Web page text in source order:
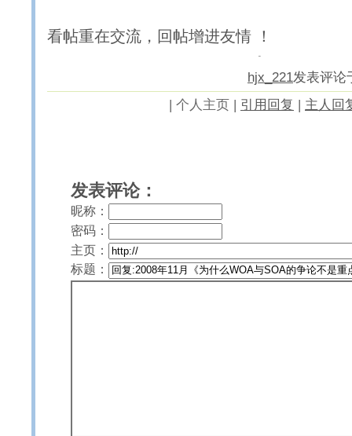
看帖重在交流，回帖增进友情 ！
hjx_221发表评论
| 个人主页 | 引用回复 | 主人回
发表评论：
昵称：
密码：
主页：
标题：